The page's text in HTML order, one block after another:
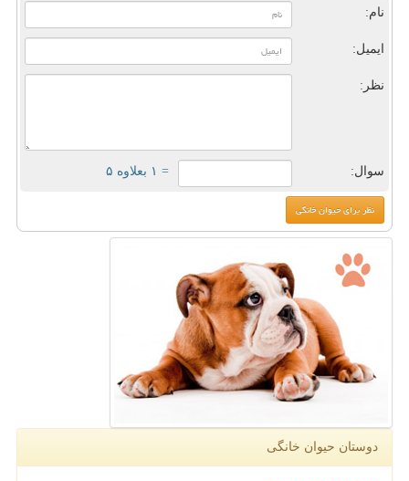
نام:
ایمیل:
نظر:
سوال: = ۱ بعلاوه ۵
دوستان حیوان خانگی